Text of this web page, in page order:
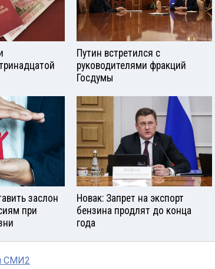
Путин встретился с
руководителями фракций
Госдумы
заслон
при
Новак: Запрет на экспорт
бензина продлят до конца
года
СМИ2